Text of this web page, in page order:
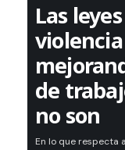
Las
de
no son
En lo que respecta